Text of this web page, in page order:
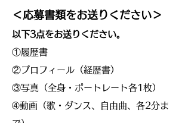
​＜応募書類をお送りください＞
以下3点をお送りください。
​①履歴書
②プロフィール（経歴書）
③写真（全身・ポートレート各1枚）
➃動画（歌・ダンス、自由曲、各2分ま